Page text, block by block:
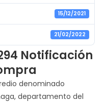
15/12/2021
21/02/2022
Notificación
denominado
departamento del